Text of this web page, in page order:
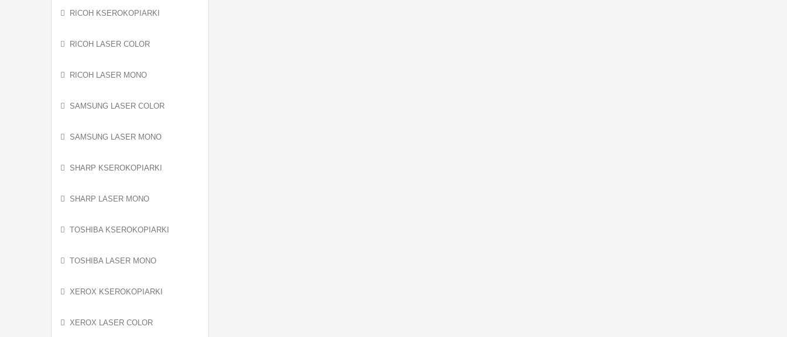
RICOH KSEROKOPIARKI
RICOH LASER COLOR
RICOH LASER MONO
SAMSUNG LASER COLOR
SAMSUNG LASER MONO
SHARP KSEROKOPIARKI
SHARP LASER MONO
TOSHIBA KSEROKOPIARKI
TOSHIBA LASER MONO
XEROX KSEROKOPIARKI
XEROX LASER COLOR